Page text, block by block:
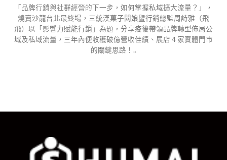
「品牌行銷與社群經營的下一步，如何掌握私域擴大流量？」，
燒賣沙龍台北最終場，三統漢菓子闆娘暨行銷總監周詩雅（飛
飛）以「影響力賦能行銷」為題，分享疫後帶領品牌轉型佈局公
域及私域流量，三年內便收穫破億營收佳績、展店 4 家實體門市
的關鍵思路！..